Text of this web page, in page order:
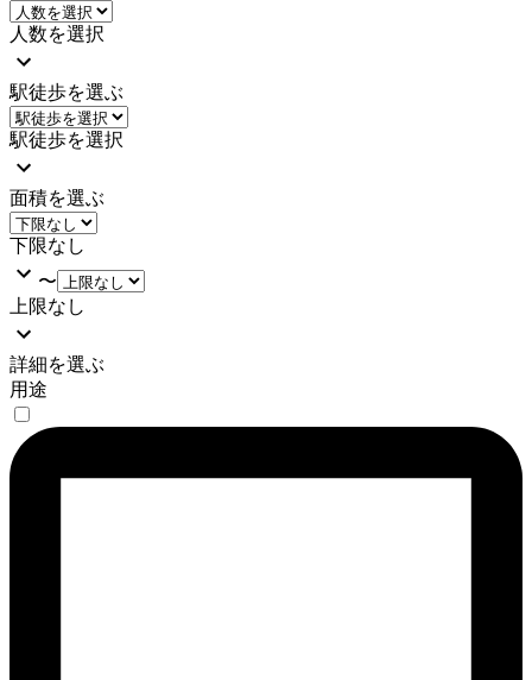
人数を選択
駅徒歩を選ぶ
駅徒歩を選択
面積を選ぶ
下限なし
〜
上限なし
詳細を選ぶ
用途